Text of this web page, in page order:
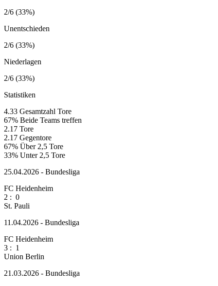
2/6 (33%)
Unentschieden
2/6 (33%)
Niederlagen
2/6 (33%)
Statistiken
4.33 Gesamtzahl Tore
67% Beide Teams treffen
2.17 Tore
2.17 Gegentore
67% Über 2,5 Tore
33% Unter 2,5 Tore
25.04.2026 - Bundesliga
FC Heidenheim
2 : 0
St. Pauli
11.04.2026 - Bundesliga
FC Heidenheim
3 : 1
Union Berlin
21.03.2026 - Bundesliga